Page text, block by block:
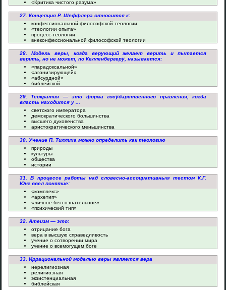
«Критика чистого разума»
27. Концепция Р. Шеффлера относится к:
конфессиональной философской теологии
«теологии опыта»
процесс-теологии
внеконфессиональной философской теологии
28. Модель веры, когда верующий желает верить и пытается
верить, но не может, по Келленбергеру, называется:
«парадоксальной»
«агонизирующей»
«абсурдной»
библейской
29. Теократия — это форма государственного правления, когда
власть находится у ...
светского императора
демократического большинства
высшего духовенства
аристократического меньшинства
30. Учение П. Тиллиха можно определить как теологию
природы
культуры
общества
истории
31. В процессе работы над словесно-ассоциативным тестом К.Г.
Юнг ввел понятие:
«комплекс»
«архетип»
«личное бессознательное»
«психический тип»
32. Атеизм — это:
отрицание бога
вера в высшую справедливость
учение о сотворении мира
учение о всемогущем боге
33. Иррациональной моделью веры является вера
нерелигиозная
религиозная
экзистенциальная
библейская